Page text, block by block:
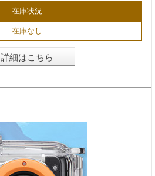
在庫状況
在庫なし
詳細はこちら